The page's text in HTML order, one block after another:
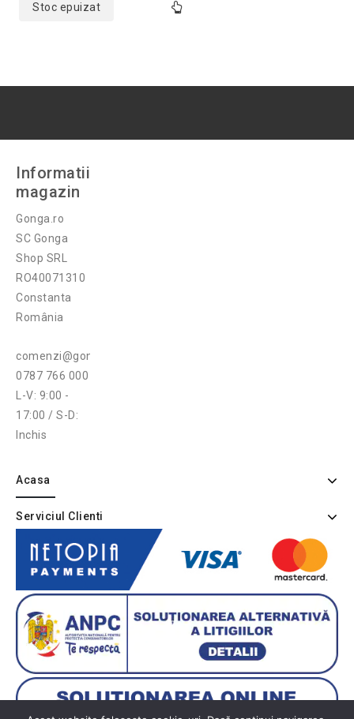
Stoc epuizat
Informatii
magazin
Gonga.ro
SC Gonga
Shop SRL
RO40071310
Constanta
România
comenzi@gonga.ro
0787 766 000
L-V: 9:00 -
17:00 / S-D:
Inchis
Acasa
Serviciul Clienti